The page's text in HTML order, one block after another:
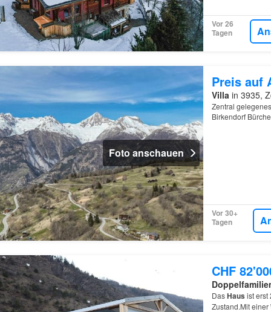
Vor 26
Tagen
Foto anschauen
Preis auf
Villa in 3935,
Zentral
Birkendorf
Vor 30+
Tagen
CHF
DasHaus ist erst
Zustand.Mit